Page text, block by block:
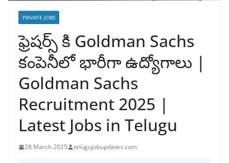
PRIVATE JOBS
ఫ్రెషర్స్ కి Goldman Sachs
కంపెనీలో భారీగా ఉద్యోగాలు |
Goldman Sachs
Recruitment 2025 |
Latest Jobs in Telugu
28 March 2025 telugujobupdates.com